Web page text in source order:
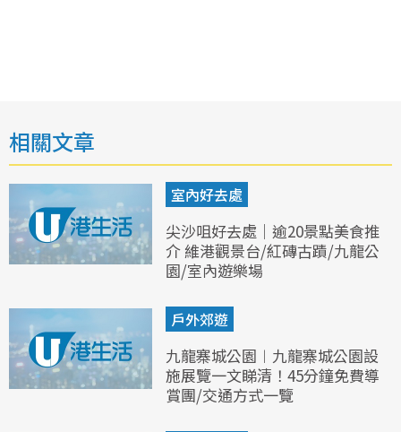
相關文章
室內好去處
尖沙咀好去處｜逾20景點美食推
介 維港觀景台/紅磚古蹟/九龍公
園/室內遊樂場
戶外郊遊
九龍寨城公園︱九龍寨城公園設
施展覽一文睇清！45分鐘免費導
賞團/交通方式一覽